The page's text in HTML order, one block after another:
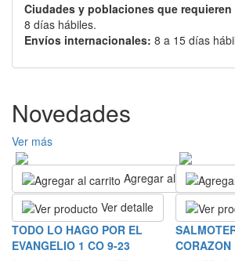
Ciudades y poblaciones que
8 días hábiles.
Envíos internacionales: 8 a 15 días
Novedades
Ver más
Agregar al carrito
Ver detalle
TODO LO HAGO POR EL
EVANGELIO 1 CO 9-23
CORAZON